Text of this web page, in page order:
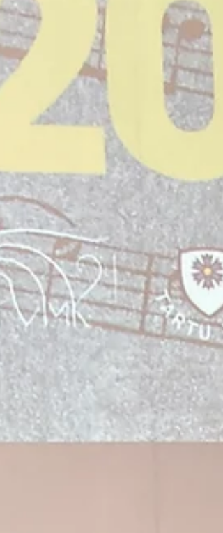
koht - Kerttu Makko , MUBA, õpetaja Tiit
/ kontsertmeist